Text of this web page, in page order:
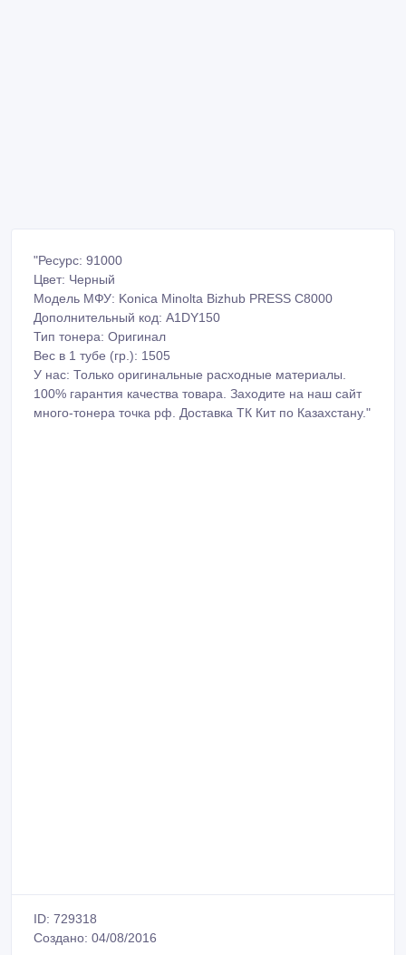
"Ресурс: 91000
Цвет: Черный
Модель МФУ: Konica Minolta Bizhub PRESS C8000
Дополнительный код: A1DY150
Тип тонера: Оригинал
Вес в 1 тубе (гр.): 1505
У нас: Только оригинальные расходные материалы.
100% гарантия качества товара. Заходите на наш сайт
много-тонера точка рф. Доставка ТК Кит по Казахстану."
ID: 729318
Создано: 04/08/2016